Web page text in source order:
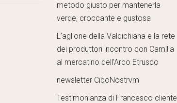
metodo giusto per mantenerla
verde, croccante e gustosa
L’aglione della Valdichiana e la rete
dei produttori incontro con Camilla
al mercatino dell’Arco Etrusco
newsletter CiboNostrvm
Testimonianza di Francesco cliente